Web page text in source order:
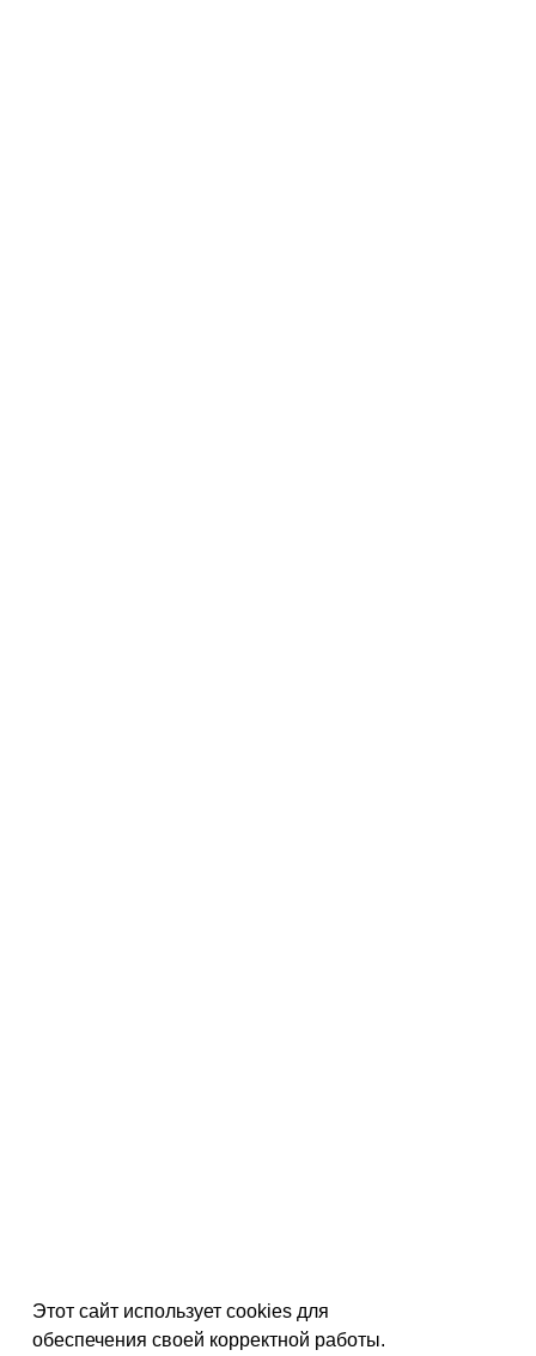
Этот сайт использует cookies для
обеспечения своей корректной работы.